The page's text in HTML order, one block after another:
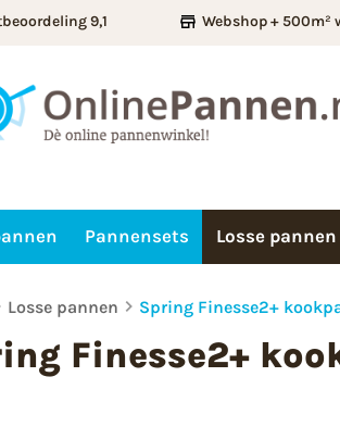
9,1 Webshop + 500m²
Pannensets Losse pannen
Losse pannen Spring Finesse2+
Finesse2+